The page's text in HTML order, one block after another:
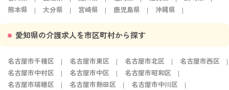
熊本県
大分県 宮崎県 鹿児島県 沖縄県
愛知県の介護求人を市区町村から探す
名古屋市千種区 名古屋市東区 名古屋市北区
名古屋市西区
名古屋市中村区
名古屋市中区
名古屋市昭和区
名古屋市瑞穂区
名古屋市熱田区
名古屋市中川区